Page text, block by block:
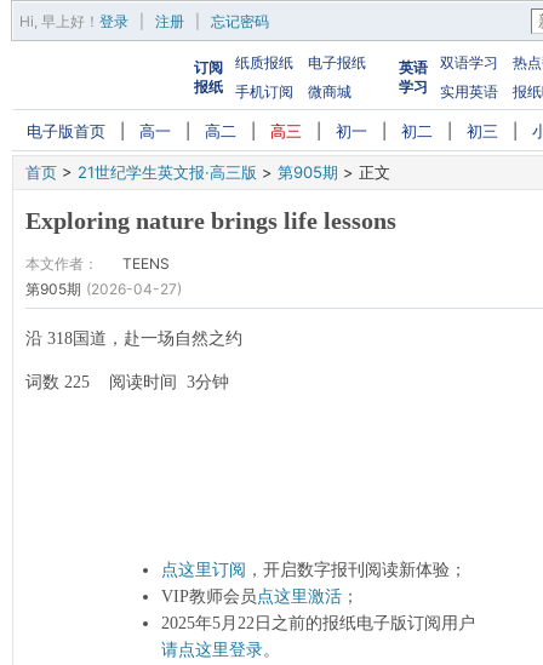
Hi, 早上好 ！ 登录 注册 忘记密码
订阅
报纸
纸质报纸
电子报纸
手机订阅
微商城
英语
学习
双语学习
热
实用英语
报
电子版首页 高一 高二 高三 初一 初二 初三
首页 > 21世纪学生英文报·高三版 > 第905期 > 正文
Exploring nature brings life lessons
本文作者：
TEENS
第905期 (2026-04-27)
沿 318国道，赴一场自然之约
词数 225 阅读时间 3分钟
点这里订阅 ，开启数字报刊阅读新体验；
VIP教师会员点这里激活 ；
2025年5月22日之前的报纸电子版订阅用户
请点这里登录。